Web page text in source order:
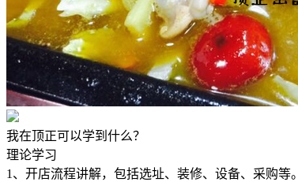
我在顶正可以学到什么？
理论学习
1、开店流程讲解，包括选址、装修、设备、采购等。